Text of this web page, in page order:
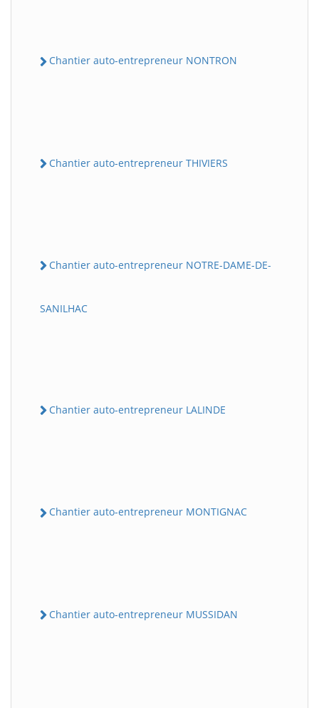
Chantier auto-entrepreneur NONTRON
Chantier auto-entrepreneur THIVIERS
Chantier auto-entrepreneur NOTRE-DAME-DE-
SANILHAC
Chantier auto-entrepreneur LALINDE
Chantier auto-entrepreneur MONTIGNAC
Chantier auto-entrepreneur MUSSIDAN